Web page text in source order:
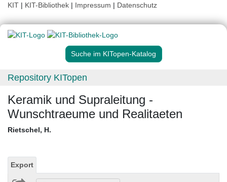
KIT | KIT-Bibliothek | Impressum | Datenschutz
Suche im KITopen-Katalog
Repository KITopen
Keramik und Supraleitung -
Wunschtraeume und Realitaeten
Rietschel, H.
Export